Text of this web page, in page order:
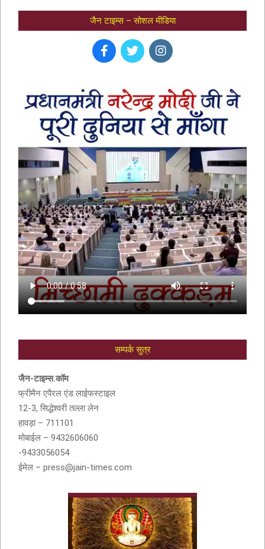
भक्तामर स्तोत्र – BHAKTAMAR STOTRA –
आचार्य मानतुंगसूरि द्वारा
आदरणीय सुशीला देवी बांठिया (SUSHILA DEVI
जैन टाइम्स – सोशल मीडिया
सम्पर्क सुत्र
जैन-टाइम्स.कॉम
फ्रीमैन एपैरल एंड लाईफस्टाइल
12-3, सिद्धेश्वरी तल्ला लेन
हावड़ा – 711101
मोबाईल – 9432606060
-9433056054
ईमेल – press@jain-times.com